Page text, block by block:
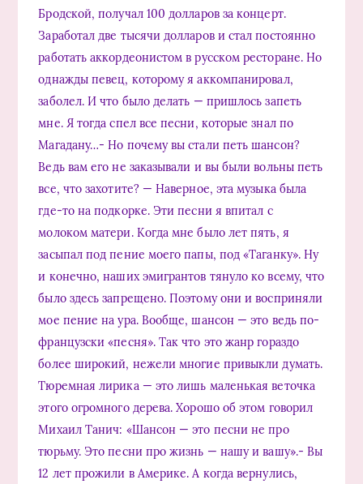
Бродской, получал 100 долларов за концерт.
Заработал две тысячи долларов и стал постоянно
работать аккордеонистом в русском ресторане. Но
однажды певец, которому я аккомпанировал,
заболел. И что было делать — пришлось запеть
мне. Я тогда спел все песни, которые знал по
Магадану…- Но почему вы стали петь шансон?
Ведь вам его не заказывали и вы были вольны петь
все, что захотите? — Наверное, эта музыка была
где-то на подкорке. Эти песни я впитал с
молоком матери. Когда мне было лет пять, я
засыпал под пение моего папы, под «Таганку». Ну
и конечно, наших эмигрантов тянуло ко всему, что
было здесь запрещено. Поэтому они и восприняли
мое пение на ура. Вообще, шансон — это ведь по-
французски «песня». Так что это жанр гораздо
более широкий, нежели многие привыкли думать.
Тюремная лирика — это лишь маленькая веточка
этого огромного дерева. Хорошо об этом говорил
Михаил Танич: «Шансон — это песни не про
тюрьму. Это песни про жизнь — нашу и вашу».- Вы
12 лет прожили в Америке. А когда вернулись,